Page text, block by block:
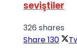
seviştiler
326 shares
Share130